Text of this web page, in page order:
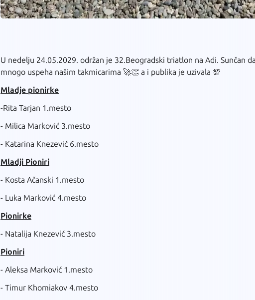
U nedelju 24.05.2029. održan je 32.Beogradski triatlon na Adi. Sunčan
mnogo uspeha našim takmicarima 🚀👏 a i publika je uzivala 💯
Mladje pionirke
-Rita Tarjan 1.mesto
- Milica Marković 3.mesto
- Katarina Knezević 6.mesto
Mladji Pioniri
- Kosta Ačanski 1.mesto
- Luka Marković 4.mesto
Pionirke
- Natalija Knezević 3.mesto
Pioniri
- Aleksa Marković 1.mesto
- Timur Khomiakov 4.mesto